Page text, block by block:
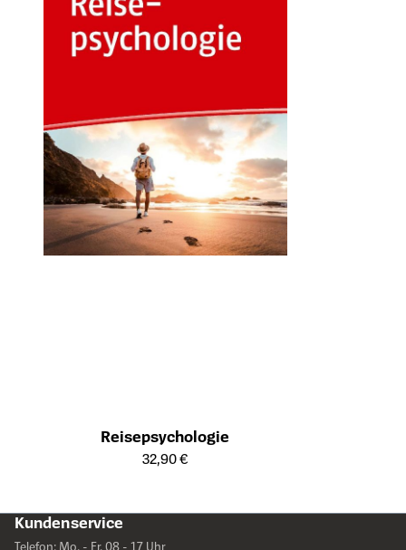
Reisepsychologie
Öffnet die Detailseite des Produkts
32,90 €
Kundenservice
Telefon: Mo. - Fr. 08 - 17 Uhr